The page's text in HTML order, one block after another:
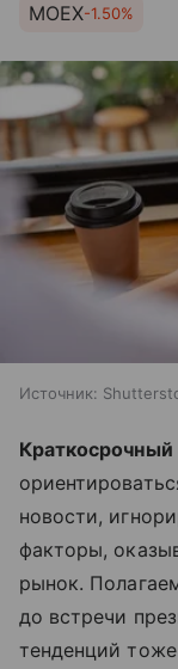
MOEX-1.50%
Источник:
Краткосрочный
новости,
факторы,
рынок.
до встречи
тенденций